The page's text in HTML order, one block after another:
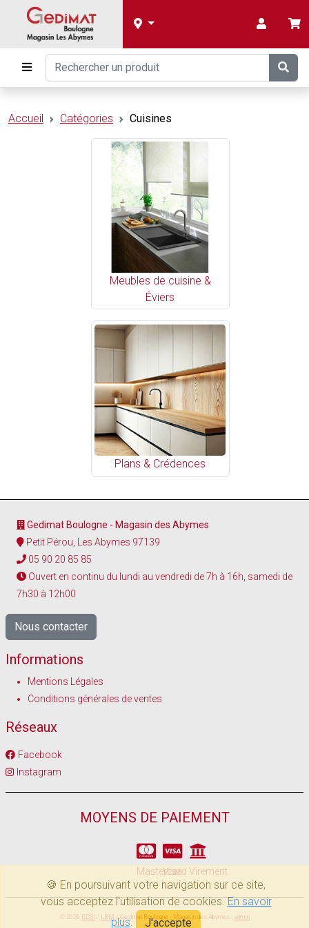
Accueil Catégories Cuisines
Meubles de cuisine &
Éviers
Plans & Crédences
Gedimat Boulogne - Magasin des Abymes
Petit Pérou, Les Abymes 97139
05 90 20 85 85
Ouvert en continu du lundi au vendredi de 7h à 16h, samedi de
7h30 à 12h00
Nous contacter
Informations
Mentions Légales
Conditions générales de ventes
Réseaux
Facebook
Instagram
MOYENS DE PAIEMENT
Mastercard
Visa Virement
© 2026 EDSI / LBM / Gedimat Boulogne - Magasin des Abymes - admin
🍪 En poursuivant votre navigation sur ce site,
vous acceptez l'utilisation de cookies.En savoir
plus. J'accepte